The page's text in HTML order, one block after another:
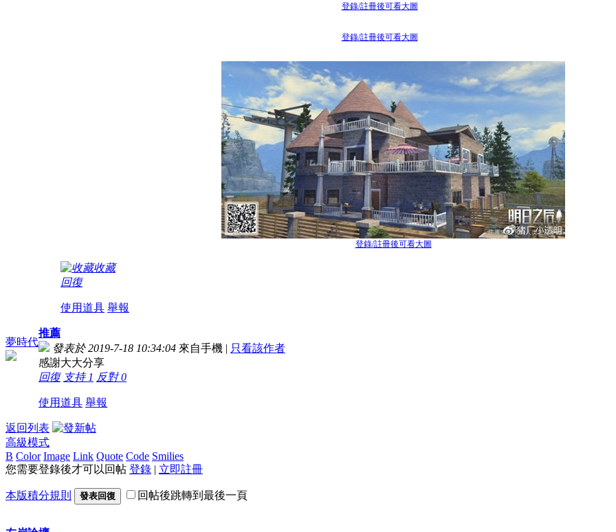
登錄/註冊後可看大圖
登錄/註冊後可看大圖
登錄/註冊後可看大圖
收藏
回復
使用道具 舉報
夢時代
推薦
發表於 2019-7-18 10:34:04 來自手機 | 只看該作者
感謝大大分享
回復 支持 1 反對0
使用道具 舉報
返回列表
高級模式
B Color Image Link Quote Code Smilies
您需要登錄後才可以回帖 登錄 | 立即註冊
本版積分規則 發表回復 回帖後跳轉到最後一頁